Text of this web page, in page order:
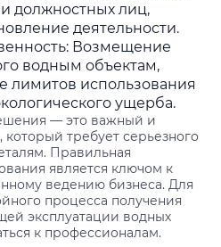
должностных лиц,
деятельности.
Возмещение
водным объектам,
лимитов использования
ущерба.
— это важный и
требует серьезного
Правильная
является ключом к
ведению бизнеса. Для
процесса получения
эксплуатации водных
к профессионалам.